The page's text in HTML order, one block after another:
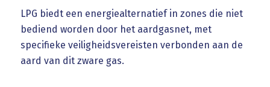
LPG biedt een energiealternatief in zones die niet
bediend worden door het aardgasnet, met
specifieke veiligheidsvereisten verbonden aan de
aard van dit zware gas.